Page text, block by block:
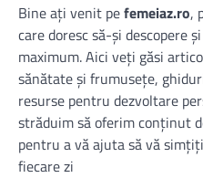
Bine ați venit pefemeiaz.ro,
care doresc să-și descopere
maximum. Aici veți găsi
sănătate și frumusețe,
resurse pentru dezvoltare
străduim să oferim conținut
pentru a vă ajuta să vă
fiecare zi